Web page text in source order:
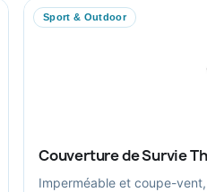
Sport & Outdoor
Couverture de Survie
Imperméable et coupe-
Ils nous ont fait confiance
Livraison